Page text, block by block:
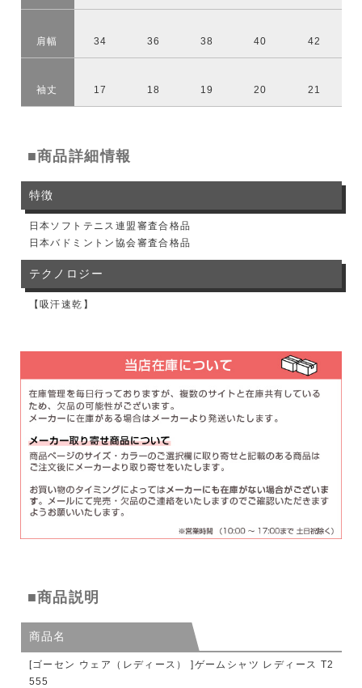
肩幅 34 36 38 40 42
袖丈 17 18 19 20 21
■商品詳細情報
特徴
日本ソフトテニス連盟審査合格品
日本バドミントン協会審査合格品
テクノロジー
【吸汗速乾】
■商品説明
商品名
[ゴーセン ウェア（レディース） ]ゲームシャツ レディース T2
555